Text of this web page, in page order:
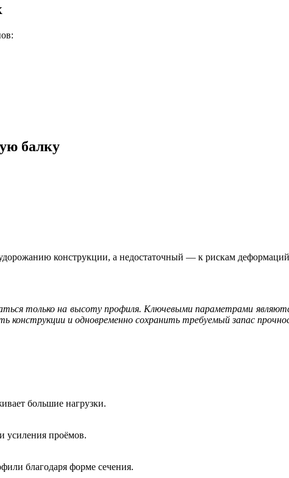
балку
конструкции, а недостаточный — к рискам
только на высоту профиля. Ключевыми параметрами
конструкции и одновременно сохранить требуемый запас
большие нагрузки.
усиления проёмов.
благодаря форме сечения.